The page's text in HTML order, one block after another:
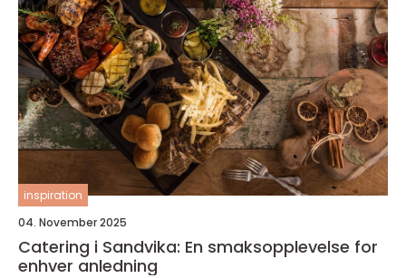
inspiration
04. November 2025
Catering i Sandvika: En smaksopplevelse for
enhver anledning